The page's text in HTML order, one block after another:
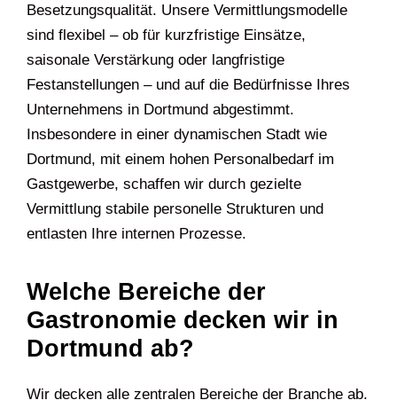
Besetzungsqualität. Unsere Vermittlungsmodelle
sind flexibel – ob für kurzfristige Einsätze,
saisonale Verstärkung oder langfristige
Festanstellungen – und auf die Bedürfnisse Ihres
Unternehmens in Dortmund abgestimmt.
Insbesondere in einer dynamischen Stadt wie
Dortmund, mit einem hohen Personalbedarf im
Gastgewerbe, schaffen wir durch gezielte
Vermittlung stabile personelle Strukturen und
entlasten Ihre internen Prozesse.
Welche Bereiche der
Gastronomie decken wir in
Dortmund ab?
Wir decken alle zentralen Bereiche der Branche ab.